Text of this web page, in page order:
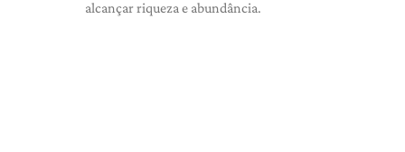
alcançar riqueza e abundância.